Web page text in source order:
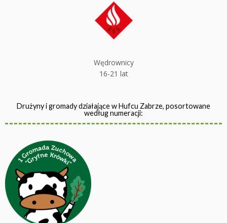
Wędrownicy
16-21 lat
Drużyny i gromady działające w Hufcu Zabrze, posortowane
według numeracji: